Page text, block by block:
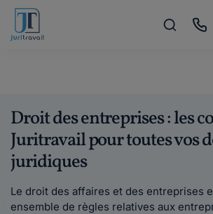
Droit des entreprises : les
Juritravail pour toutes vos
juridiques
Le droit des affaires et des entreprises
ensemble de règles relatives aux